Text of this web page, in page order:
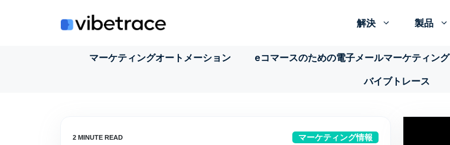
解決 製品
マーケティングオートメーション eコマースのための電子メールマーケティング
バイブトレース
マーケティング情報